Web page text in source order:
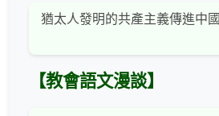
猶太人發明的共產主義傳進中國
【教會語文漫談】